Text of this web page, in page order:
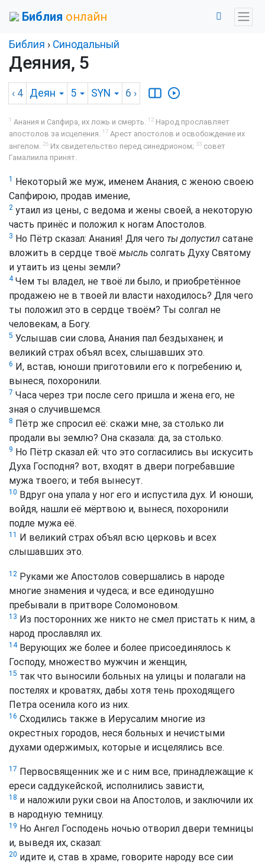
Библия онлайн
Библия › Синодальный
Деяния, 5
‹ 4 Деян 5 SYN 6 ›
1 Анания и Сапфира, их ложь и смерть. 12 Народ прославляет
апостолов за исцеления. 17 Арест апостолов и освобождение их
ангелом.
26 Их свидетельство перед синедрионом; 33 совет
Гамалиила принят.
1
Некоторый же муж, именем Анания, с женою своею
Сапфирою, продав имение,
2 утаил из цены, с ведома и жены своей, а некоторую
часть принёс и положил к ногам Апостолов.
3 Но Пётр сказал: Анания! Для чего ты допустил сатане
вложить в сердце твоё мысль солгать Духу Святому
и утаить из цены земли?
4Чем ты владел, не твоё ли было, и приобретённое
продажею не в твоей ли власти находилось? Для чего
ты положил это в сердце твоём? Ты солгал не
человекам, а Богу.
5 Услышав сии слова, Анания пал бездыханен; и
великий страх объял всех, слышавших это.
6 И, встав, юноши приготовили его к погребению и,
вынеся, похоронили.
7 Часа через три после сего пришла и жена его, не
зная о случившемся.
8 Пётр же спросил её: скажи мне, за столько ли
продали вы землю? Она сказала: да, за столько.
9 Но Пётр сказал ей: что это согласились вы искусить
Духа Господня? вот, входят в двери погребавшие
мужа твоего; и тебя вынесут.
10 Вдруг она упала у ног его и испустила дух. И юноши,
войдя, нашли её мёртвою и, вынеся, похоронили
подле мужа её.
11
И великий страх объял всю церковь и всех
слышавших это.
12 Руками же Апостолов совершались в народе
многие знамения и чудеса; и все единодушно
пребывали в притворе Соломоновом.
13 Из посторонних же никто не смел пристать к ним, а
народ прославлял их.
14Верующих же более и более присоединялось к
Господу, множество мужчин и женщин,
15 так что выносили больных на улицы и полагали на
постелях и кроватях, дабы хотя тень проходящего
Петра осенила кого из них.
16 Сходились также в Иерусалим многие из
окрестных городов, неся больных и нечистыми
духами одержимых, которые и исцелялись все.
17 Первосвященник же и с ним все, принадлежащие к
ереси саддукейской, исполнились зависти,
18 и наложили руки свои на Апостолов, и заключили их
в народную темницу.
19 Но Ангел Господень ночью отворил двери темницы
и, выведя их, сказал:
20 идите и, став в храме, говорите народу все сии